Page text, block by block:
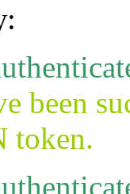
been
token.